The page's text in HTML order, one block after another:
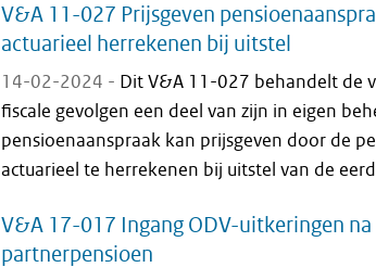
V&A 11-027 Prijsgeven
actuarieel herrekenen bij uitstel
14-02-2024 - Dit V&A 11-027 behandelt de
fiscale gevolgen een deel van zijn in eigen
pensioenaanspraak kan prijsgeven door de
actuarieel te herrekenen bij uitstel van de
V&A 17-017 Ingang ODV-uitkeringen
partnerpensioen